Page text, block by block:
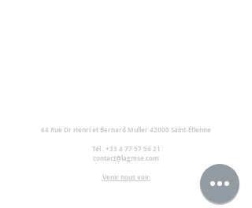
64 Rue Dr Henri et Bernard Muller 42000 Saint-Étienne​
Tél :+33 4 77 57 54 21
contact@lagmse.com
Venir nous voir